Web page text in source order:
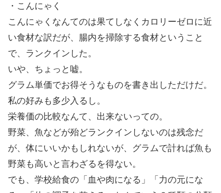
・こんにゃく
こんにゃくなんてのは果てしなくカロリーゼロに近
い食材な訳だが、腸内を掃除する食材ということ
で、ランクインした。
いや、ちょっと嘘。
グラム単価でお得そうなものを書き出しただけだ。
私の好みも多少入るし。
栄養価の比較なんて、出来ないっての。
野菜、魚などが殆どランクインしないのは残念だ
が、体にいいかもしれないが、グラムで計れば魚も
野菜も高いと言わざるを得ない。
でも、学校給食の「血や肉になる」「力の元にな